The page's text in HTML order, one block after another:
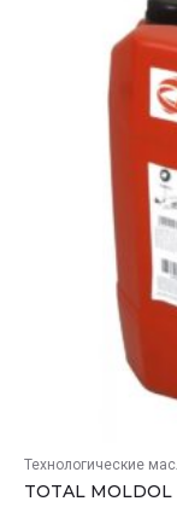
Технологические
TOTAL MOLDOL